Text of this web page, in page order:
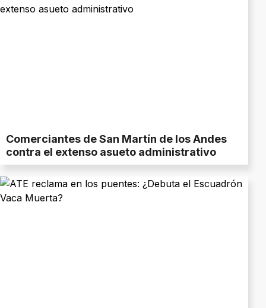
Comerciantes de San Martín de los Andes
contra el extenso asueto administrativo